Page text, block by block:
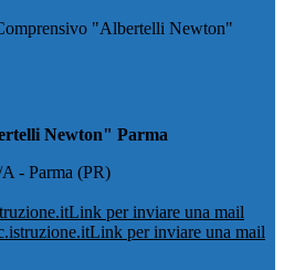
"Albertelli Newton"
Newton" Parma
- Parma (PR)
Link per inviare una mail
Link per inviare una mail